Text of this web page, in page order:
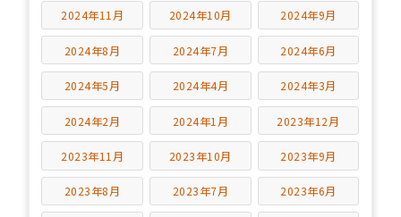
2024年11月 2024年10月 2024年9月
2024年8月 2024年7月 2024年6月
2024年5月 2024年4月 2024年3月
2024年2月 2024年1月 2023年12月
2023年11月 2023年10月 2023年9月
2023年8月 2023年7月 2023年6月